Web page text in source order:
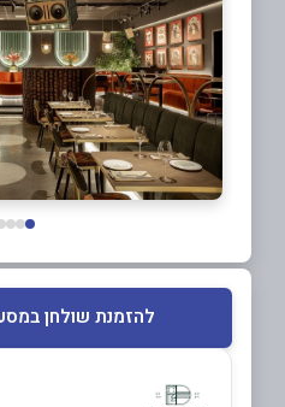
להזמנת שולחן